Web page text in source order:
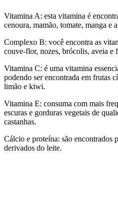
Vitamina A: esta vitamina é
cenoura, mamão, tomate, manga e
Complexo B: você encontra as
couve-flor, nozes, brócolis, aveia e
Vitamina C: é uma vitamina
podendo ser encontrada em frutas
limão e kiwi.
Vitamina E: consuma com mais
escuras e gorduras vegetais de
castanhas.
Cálcio e proteína: são encontrados
derivados do leite.